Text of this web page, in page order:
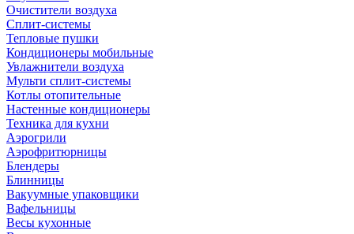
Очистители воздуха
Сплит-системы
Тепловые пушки
Кондиционеры мобильные
Увлажнители воздуха
Мульти сплит-системы
Котлы отопительные
Настенные кондиционеры
Техника для кухни
Аэрогрили
Аэрофритюрницы
Блендеры
Блинницы
Вакуумные упаковщики
Вафельницы
Весы кухонные